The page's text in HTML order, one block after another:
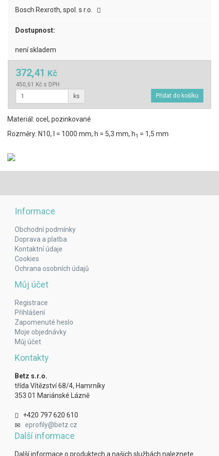
Bosch Rexroth, spol. s r.o.
Dostupnost:
není skladem
372,41 Kč
450,61 Kč s DPH
ks
Materiál: ocel, pozinkované
Rozměry: N10, l = 1000 mm, h = 5,3 mm, h1 = 1,5 mm
Informace
Obchodní podmínky
Doprava a platba
Kontaktní údaje
Cookies
Ochrana osobních údajů
Můj účet
Registrace
Přihlášení
Zapomenuté heslo
Moje objednávky
Můj účet
Kontakty
Betz s.r.o.
třída Vítězství 68/4, Hamrníky
353 01 Mariánské Lázně
+420 797 620 610
eprofily@betz.cz
Další informace
Další informace o produktech a našich službách naleznete